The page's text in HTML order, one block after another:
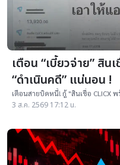
เตือน “เบี้ยวจ่าย” สิน
“ดำเนินคดี” แน่นอน !
เตือนสายบิดหนี้! กู้ "สินเชื่อ CLICX
อายัดเงินเดือน และเสียประวัติเครดิต
3 ส.ค. 2569 17:12 น.